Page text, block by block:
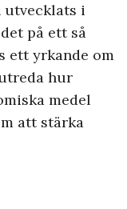
utvecklats i
på ett så
ett yrkande om
hur
medel
att stärka